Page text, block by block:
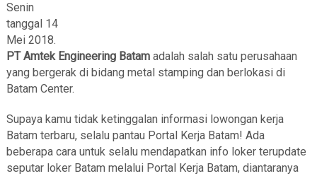
Senin
tanggal 14
Mei 2018.
PT Amtek Engineering Batam adalah salah satu perusahaan
yang bergerak di bidang metal stamping dan berlokasi di
Batam Center.
Supaya kamu tidak ketinggalan informasi lowongan kerja
Batam terbaru, selalu pantau Portal Kerja Batam! Ada
beberapa cara untuk selalu mendapatkan info loker terupdate
seputar loker Batam melalui Portal Kerja Batam, diantaranya